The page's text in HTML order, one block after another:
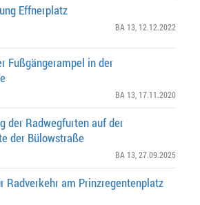
Effnerplatz
BA 13 , 12.12.2022
Fußgängerampel in der
BA 13 , 17.11.2020
der Radwegfurten auf der
der Bülowstraße
BA 13 , 27.09.2025
Radverkehr am Prinzregentenplatz